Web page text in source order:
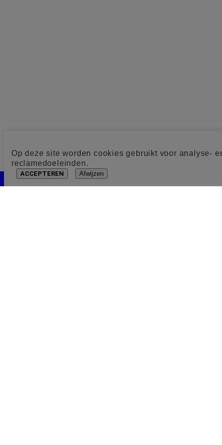
Op deze site worden cookies gebruikt voor analyse-
reclamedoeleinden.
ACCEPTEREN Afwijzen
Cookie toestemming